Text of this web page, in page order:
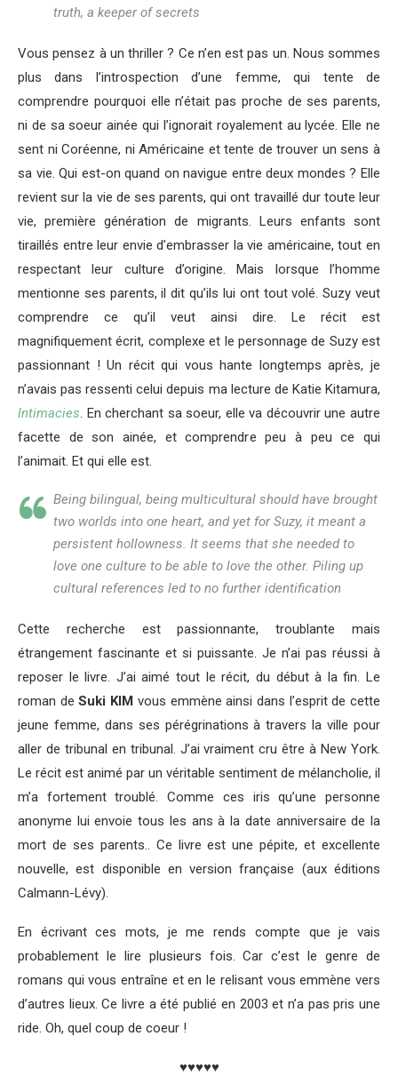
truth, a keeper of secrets
Vous pensez à un thriller ? Ce n’en est pas un. Nous sommes
plus dans l’introspection d’une femme, qui tente de
comprendre pourquoi elle n’était pas proche de ses parents,
ni de sa soeur ainée qui l’ignorait royalement au lycée. Elle ne
sent ni Coréenne, ni Américaine et tente de trouver un sens à
sa vie. Qui est-on quand on navigue entre deux mondes ? Elle
revient sur la vie de ses parents, qui ont travaillé dur toute leur
vie, première génération de migrants. Leurs enfants sont
tiraillés entre leur envie d’embrasser la vie américaine, tout en
respectant leur culture d’origine. Mais lorsque l’homme
mentionne ses parents, il dit qu’ils lui ont tout volé. Suzy veut
comprendre ce qu’il veut ainsi dire. Le récit est
magnifiquement écrit, complexe et le personnage de Suzy est
passionnant ! Un récit qui vous hante longtemps après, je
n’avais pas ressenti celui depuis ma lecture de Katie Kitamura,
Intimacies. En cherchant sa soeur, elle va découvrir une autre
facette de son ainée, et comprendre peu à peu ce qui
l’animait. Et qui elle est.
Being bilingual, being multicultural should have brought
two worlds into one heart, and yet for Suzy, it meant a
persistent hollowness. It seems that she needed to
love one culture to be able to love the other. Piling up
cultural references led to no further identification
Cette recherche est passionnante, troublante mais
étrangement fascinante et si puissante. Je n’ai pas réussi à
reposer le livre. J’ai aimé tout le récit, du début à la fin. Le
roman deSuki KIM vous emmène ainsi dans l’esprit de cette
jeune femme, dans ses pérégrinations à travers la ville pour
aller de tribunal en tribunal. J’ai vraiment cru être à New York.
Le récit est animé par un véritable sentiment de mélancholie, il
m’a fortement troublé. Comme ces iris qu’une personne
anonyme lui envoie tous les ans à la date anniversaire de la
mort de ses parents.. Ce livre est une pépite, et excellente
nouvelle, est disponible en version française (aux éditions
Calmann-Lévy).
En écrivant ces mots, je me rends compte que je vais
probablement le lire plusieurs fois. Car c’est le genre de
romans qui vous entraîne et en le relisant vous emmène vers
d’autres lieux. Ce livre a été publié en 2003 et n’a pas pris une
ride. Oh, quel coup de coeur !
♥♥♥♥♥